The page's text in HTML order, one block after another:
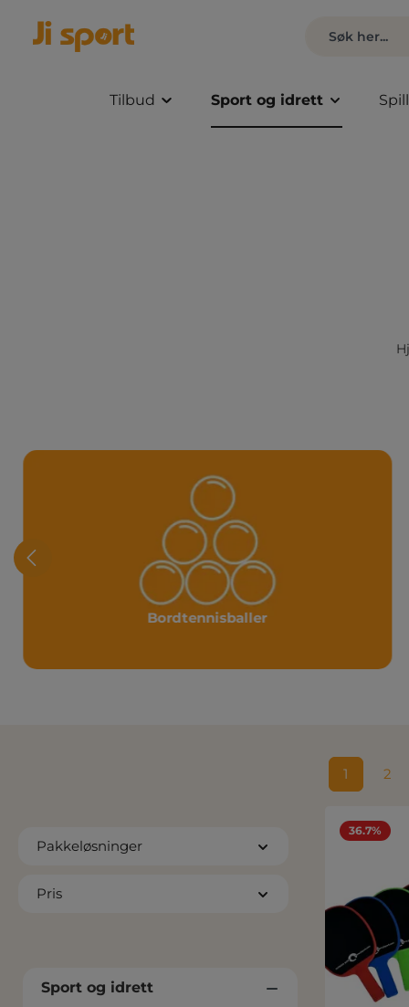
Tilbud Sport og idrett
Bordtennisballer
Pakkeløsninger
Pris
Sport og idrett
Side
1 2
36.7%